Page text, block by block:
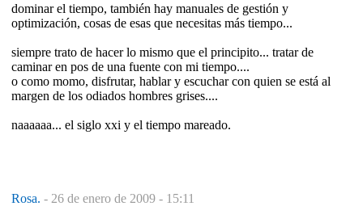
dominar el tiempo, también hay manuales de gestión y
optimización, cosas de esas que necesitas más tiempo...
siempre trato de hacer lo mismo que el principito... tratar de
caminar en pos de una fuente con mi tiempo....
o como momo, disfrutar, hablar y escuchar con quien se está al
margen de los odiados hombres grises....
naaaaaa... el siglo xxi y el tiempo mareado.
Rosa. - 26 de enero de 2009 - 15:11